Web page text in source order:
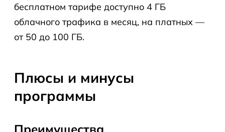
бесплатном тарифе доступно 4 ГБ
облачного трафика в месяц, на платных —
от 50 до 100 ГБ.
Плюсы и минусы
программы
Преимущества